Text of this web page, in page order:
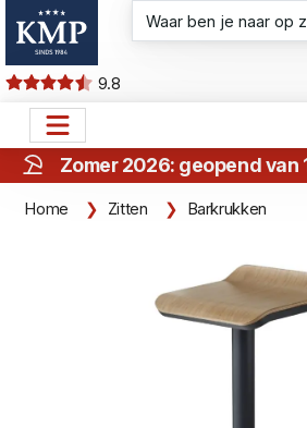
9.8
Zomer 2026: geopend van
Home Zitten Barkrukken